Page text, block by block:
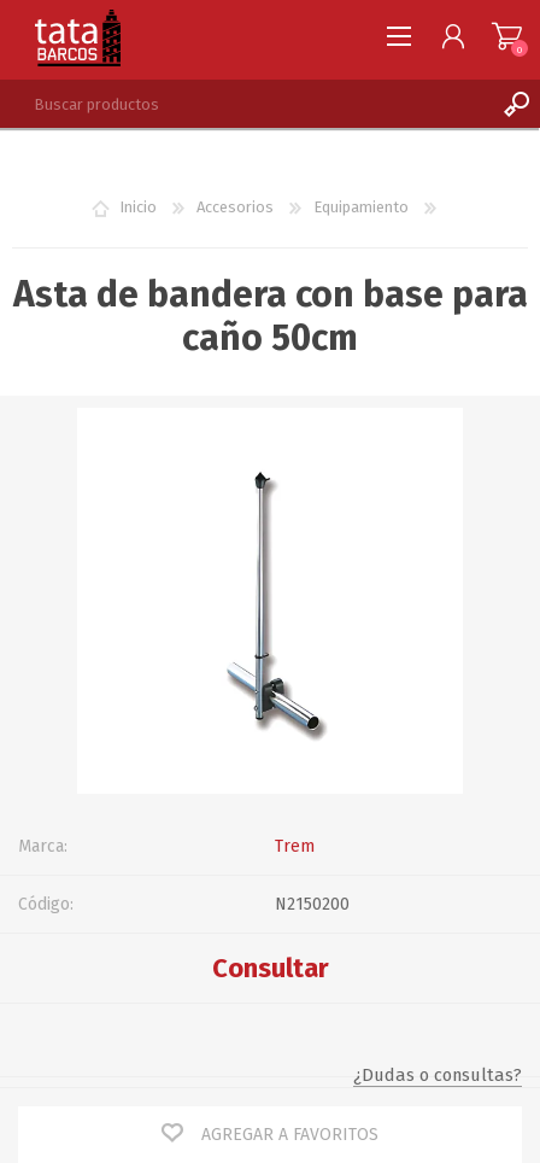
LISTA DE DESEOS
0
Inicio Accesorios Equipamiento
Asta de bandera con base para
caño 50cm
Marca: Trem
Código: N2150200
Consultar
¿Dudas o consultas?
AGREGAR A FAVORITOS